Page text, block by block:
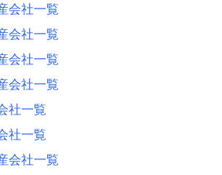
会社一覧
会社一覧
会社一覧
会社一覧
社一覧
社一覧
会社一覧